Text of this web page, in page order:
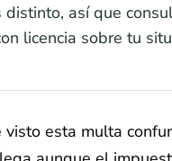
distinto, así que
licencia sobre tu
esta multa